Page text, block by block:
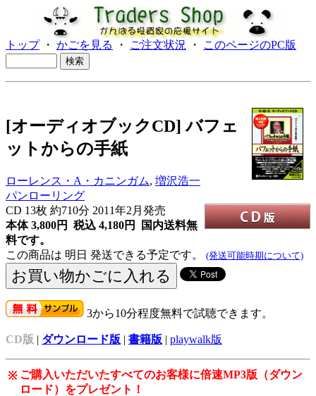
トップ・ かごを見る ・ ご注文状況 ・ このページのPC版
[オーディオブックCD] バフェ
ットからの手紙
ローレンス・A・カニンガム, 増沢浩一
パンローリング
CD 13枚 約710分 2011年2月発売
本体 3,800円 税込 4,180円
国内送料無
料です。
この商品は 明日 発送できる予定です。 (発送可能時期について)
3から10分程度無料で試聴できます。
CD版 | ダウンロード版 | 書籍版 | playwalk版
※ ご購入いただいたすべてのお客様に倍速MP3版（ダウン
ロード）をプレゼント！